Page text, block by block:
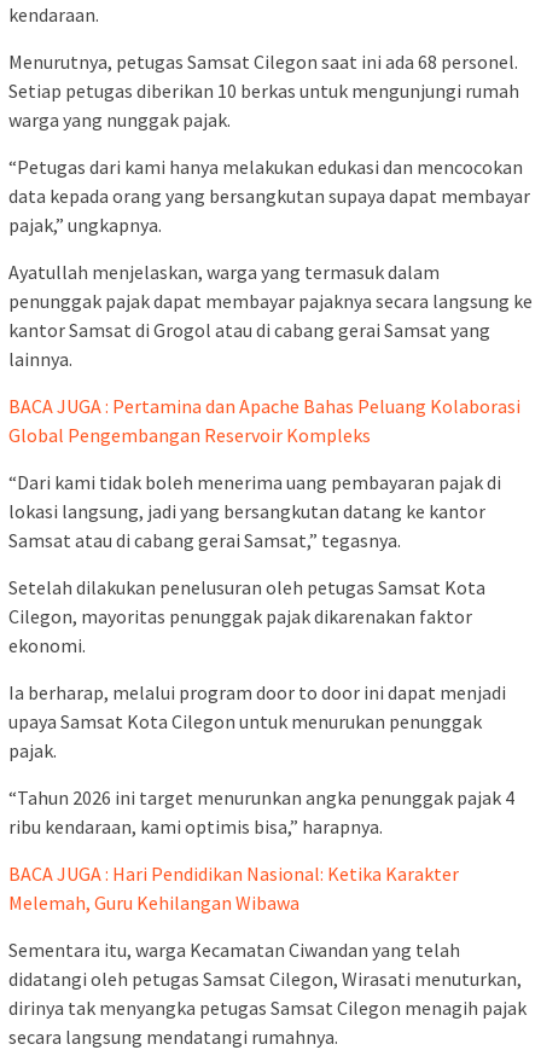
kendaraan.
Menurutnya, petugas Samsat Cilegon saat ini ada 68 personel.
Setiap petugas diberikan 10 berkas untuk mengunjungi rumah
warga yang nunggak pajak.
“Petugas dari kami hanya melakukan edukasi dan mencocokan
data kepada orang yang bersangkutan supaya dapat membayar
pajak,” ungkapnya.
Ayatullah menjelaskan, warga yang termasuk dalam
penunggak pajak dapat membayar pajaknya secara langsung ke
kantor Samsat di Grogol atau di cabang gerai Samsat yang
lainnya.
BACA JUGA : Pertamina dan Apache Bahas Peluang Kolaborasi
Global Pengembangan Reservoir Kompleks
“Dari kami tidak boleh menerima uang pembayaran pajak di
lokasi langsung, jadi yang bersangkutan datang ke kantor
Samsat atau di cabang gerai Samsat,” tegasnya.
Setelah dilakukan penelusuran oleh petugas Samsat Kota
Cilegon, mayoritas penunggak pajak dikarenakan faktor
ekonomi.
Ia berharap, melalui program door to door ini dapat menjadi
upaya Samsat Kota Cilegon untuk menurukan penunggak
pajak.
“Tahun 2026 ini target menurunkan angka penunggak pajak 4
ribu kendaraan, kami optimis bisa,” harapnya.
BACA JUGA : Hari Pendidikan Nasional: Ketika Karakter
Melemah, Guru Kehilangan Wibawa
Sementara itu, warga Kecamatan Ciwandan yang telah
didatangi oleh petugas Samsat Cilegon, Wirasati menuturkan,
dirinya tak menyangka petugas Samsat Cilegon menagih pajak
secara langsung mendatangi rumahnya.